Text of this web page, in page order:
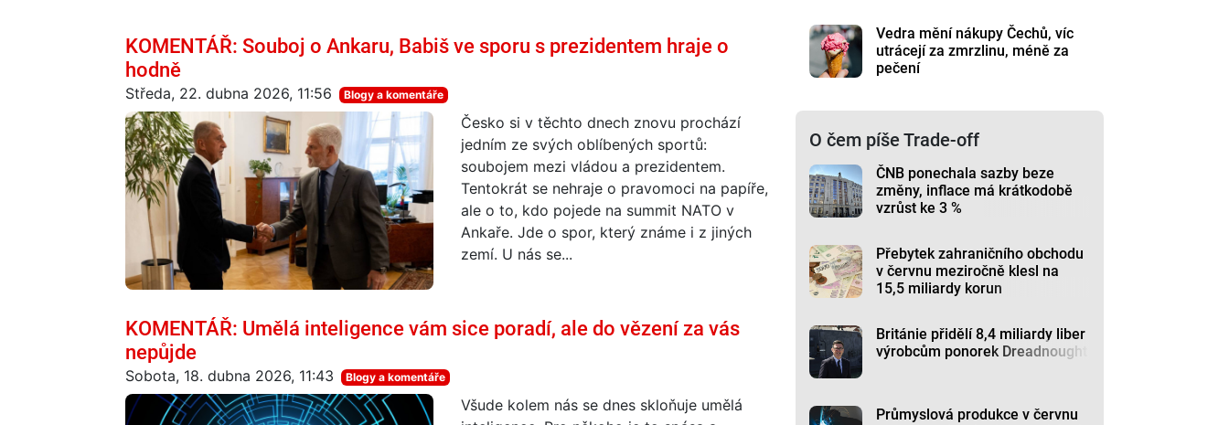
KOMENTÁŘ: Souboj o Ankaru, Babiš ve sporu s prezidentem hraje o
hodně
Středa, 22. dubna 2026, 11:56 Blogy a komentáře
Česko si v těchto dnech znovu prochází
jedním ze svých oblíbených sportů:
soubojem mezi vládou a prezidentem.
Tentokrát se nehraje o pravomoci na papíře,
ale o to, kdo pojede na summit NATO v
Ankaře. Jde o spor, který známe i z jiných
zemí. U nás se...
KOMENTÁŘ: Umělá inteligence vám sice poradí, ale do vězení za vás
nepůjde
Sobota, 18. dubna 2026, 11:43 Blogy a komentáře
Všude kolem nás se dnes skloňuje umělá
Vedra mění nákupy Čechů, víc
utrácejí za zmrzlinu, méně za
pečení
O čem píše Trade-off
ČNB ponechala sazby beze
změny, inflace má krátkodobě
vzrůst ke 3 %
Přebytek zahraničního obchodu
v červnu meziročně klesl na
15,5 miliardy korun
Británie přidělí 8,4 miliardy liber
výrobcům ponorek Dreadnought
Průmyslová produkce v červnu